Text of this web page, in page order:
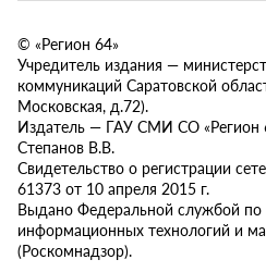
© «Регион 64»
Учредитель издания —
коммуникаций Саратовской
Московская, д.72).
Издатель — ГАУ СМИ СО «Регион
Степанов В.В.
Свидетельство о регистрации
61373 от 10 апреля 2015 г.
Выдано Федеральной службой по
информационных технологий и
(Роскомнадзор).